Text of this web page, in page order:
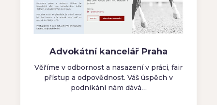
Advokátní kancelář Praha
Věříme v odbornost a nasazení v práci, fair
přístup a odpovědnost. Váš úspěch v
podnikání nám dává…